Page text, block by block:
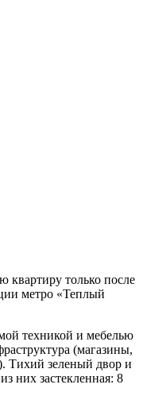
квартиру только после
метро «Теплый
техникой и мебелью
(магазины,
Тихий зеленый двор и
них застекленная: 8